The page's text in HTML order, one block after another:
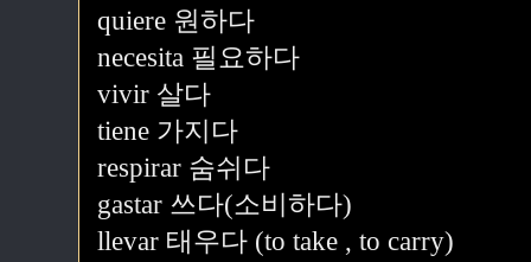
quiere 원하다
necesita 필요하다
vivir 살다
tiene 가지다
respirar 숨쉬다
gastar 쓰다(소비하다)
llevar 태우다 (to take , to carry)